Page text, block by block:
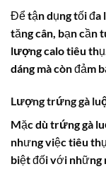
Để tận dụng tối đa
tăng cân, bạn cần
lượng calotiêu
dáng mà còn đảm
Lượng trứng gà
Mặc dù trứng gà
nhưng việc tiêu
biệt đối với những